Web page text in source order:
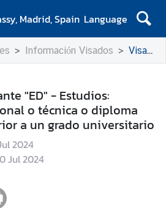
Madrid, Spain Language
Información Visados Visado No Inmigrante "ED" - Estudios: formación profesional o técnica o diploma universitario inferior a un grado universitario
"ED" - Estudios:
o técnica o diploma
a un grado universitario
2024
Jul 2024